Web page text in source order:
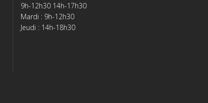
9h-12h30 14h-17h30
Mardi : 9h-12h30
Jeudi : 14h-18h30